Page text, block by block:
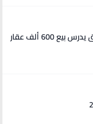
قيمتها 150 مليار دولار .. العراق يدرس بيع 600 ألف عقار